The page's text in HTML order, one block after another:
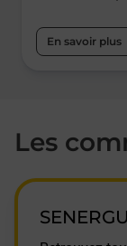
En savoir plus
Les